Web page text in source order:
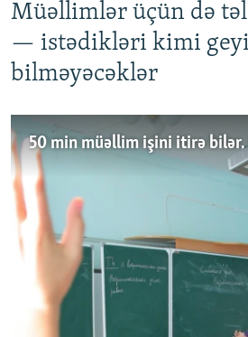
Müəllimlər üçün də
— istədikləri kimi
bilməyəcəklər